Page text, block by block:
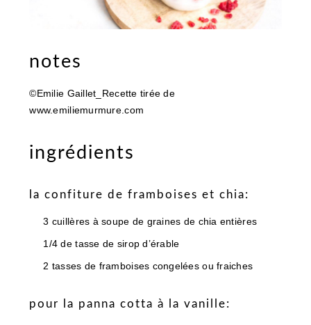
notes
©Emilie Gaillet_Recette tirée de
www.emiliemurmure.com
ingrédients
la confiture de framboises et chia:
3 cuillères à soupe de graines de chia entières
1/4 de tasse de sirop d’érable
2 tasses de framboises congelées ou fraiches
pour la panna cotta à la vanille: